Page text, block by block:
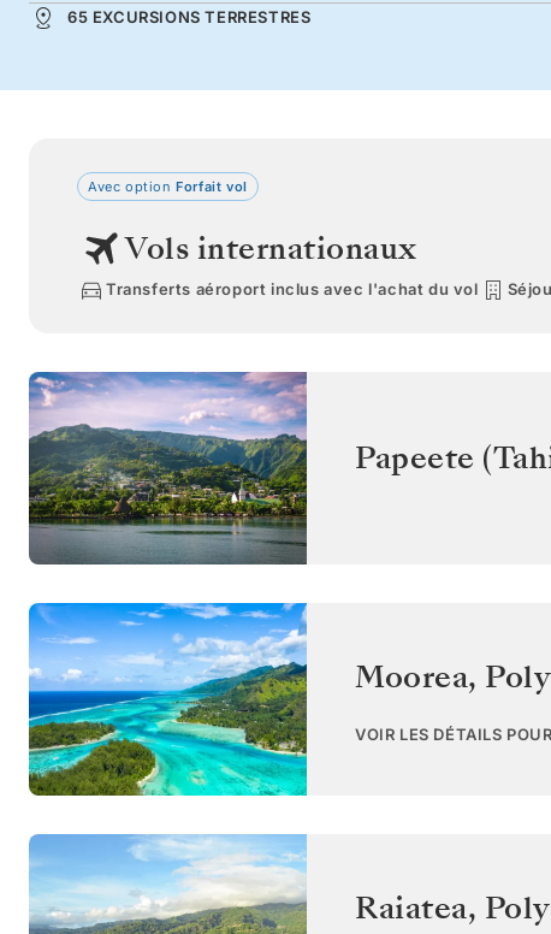
65 EXCURSIONS TERRESTRES
Avec option Forfait vol
Vols internationaux
Transferts aéroport inclus avec l'achat du vol
Papeete
Moorea,
VOIR LES DÉTAILS
Raiatea,